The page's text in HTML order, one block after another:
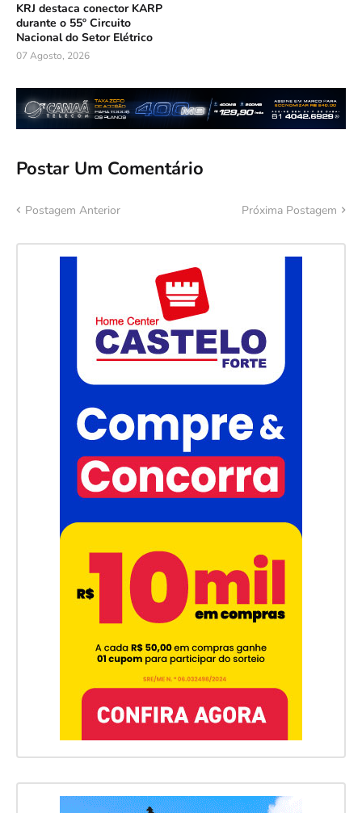
KRJ destaca conector KARP
durante o 55º Circuito
Nacional do Setor Elétrico
07 Agosto, 2026
Postar Um Comentário
Postagem Anterior Próxima Postagem